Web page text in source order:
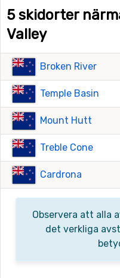
5 skidorter
Valley
Broken River
Temple Basin
Mount Hutt
Treble Cone
Cardrona
Observera att alla
det verkliga